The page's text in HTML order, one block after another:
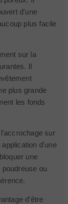
d'une
plus facile
sur la
Il
plus grande
les fonds
sur
d'une
une
ou
d'être